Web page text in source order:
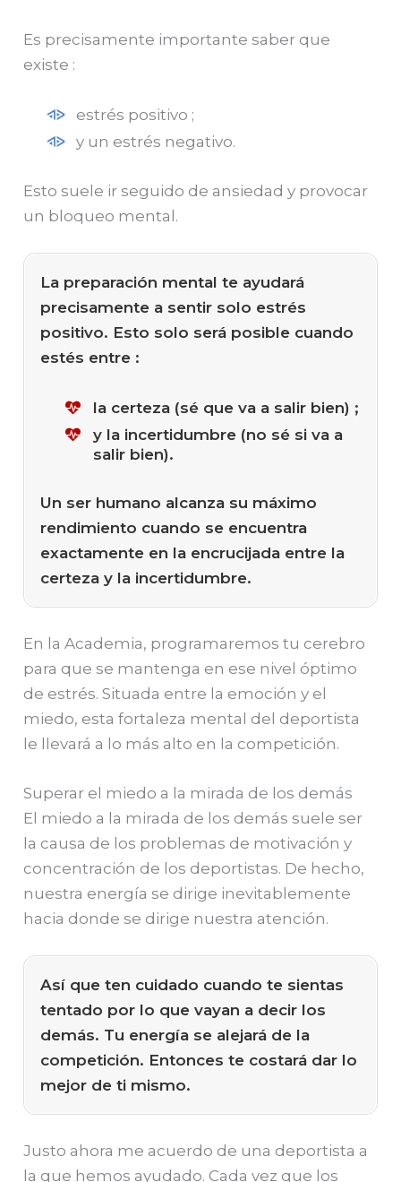
Es precisamente importante saber que
existe :
estrés positivo ;
y un estrés negativo.
Esto suele ir seguido de ansiedad y provocar
un bloqueo mental.
La preparación mental te ayudará
precisamente a sentir solo estrés
positivo. Esto solo será posible cuando
estés entre :
la certeza (sé que va a salir bien) ;
y la incertidumbre (no sé si va a
salir bien).
Un ser humano alcanza su máximo
rendimiento cuando se encuentra
exactamente en la encrucijada entre la
certeza y la incertidumbre.
En la Academia, programaremos tu cerebro
para que se mantenga en ese nivel óptimo
de estrés. Situada entre la emoción y el
miedo, esta fortaleza mental del deportista
le llevará a lo más alto en la competición.
Superar el miedo a la mirada de los demás
El miedo a la mirada de los demás suele ser
la causa de los problemas de motivación y
concentración de los deportistas. De hecho,
nuestra energía se dirige inevitablemente
hacia donde se dirige nuestra atención.
Así que ten cuidado cuando te sientas
tentado por lo que vayan a decir los
demás. Tu energía se alejará de la
competición. Entonces te costará dar lo
mejor de ti mismo.
Justo ahora me acuerdo de una deportista a
la que hemos ayudado. Cada vez que los